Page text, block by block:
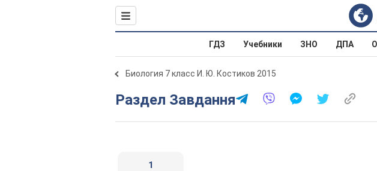
ГДЗ Учебники ЗНО ДПА
Биология 7 класс И. Ю. Костиков 2015
Раздел Завдання
1